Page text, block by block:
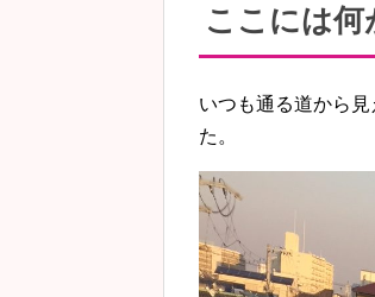
ここには何
いつも通る道から
た。